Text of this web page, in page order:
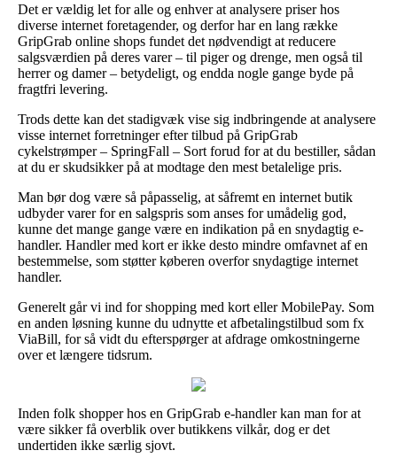
Det er vældig let for alle og enhver at analysere priser hos
diverse internet foretagender, og derfor har en lang række
GripGrab online shops fundet det nødvendigt at reducere
salgsværdien på deres varer – til piger og drenge, men også til
herrer og damer – betydeligt, og endda nogle gange byde på
fragtfri levering.
Trods dette kan det stadigvæk vise sig indbringende at analysere
visse internet forretninger efter tilbud på GripGrab
cykelstrømper – SpringFall – Sort forud for at du bestiller, sådan
at du er skudsikker på at modtage den mest betalelige pris.
Man bør dog være så påpasselig, at såfremt en internet butik
udbyder varer for en salgspris som anses for umådelig god,
kunne det mange gange være en indikation på en snydagtig e-
handler. Handler med kort er ikke desto mindre omfavnet af en
bestemmelse, som støtter køberen overfor snydagtige internet
handler.
Generelt går vi ind for shopping med kort eller MobilePay. Som
en anden løsning kunne du udnytte et afbetalingstilbud som fx
ViaBill, for så vidt du efterspørger at afdrage omkostningerne
over et længere tidsrum.
Inden folk shopper hos en GripGrab e-handler kan man for at
være sikker få overblik over butikkens vilkår, dog er det
undertiden ikke særlig sjovt.